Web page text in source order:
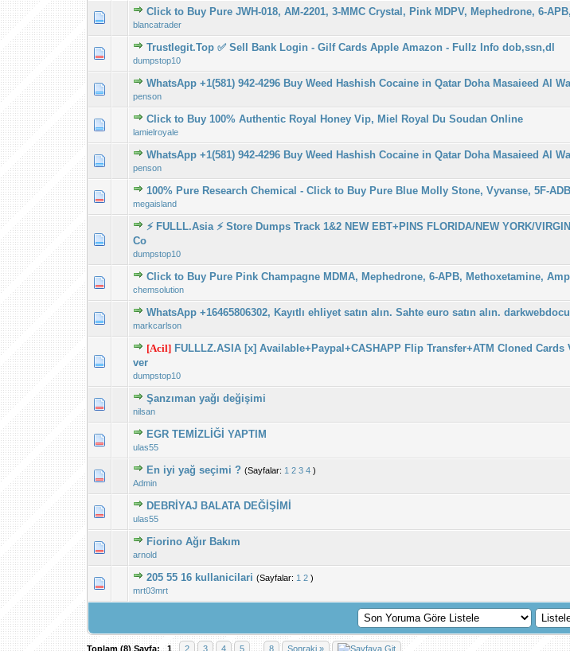
Click to Buy Pure JWH-018, AM-2201, 3-MMC Crystal, Pink MDPV, Mephedrone, 6-
blancatrader
Derecelendirme: 0/5 - 0 oy
123 45
Trustlegit.Top ✅ Sell Bank Login - Gilf Cards Apple Amazon - Fullz Info dob,ssn,dl
dumpstop10
Derecelendirme: 0/5 - 0 oy
123 45
WhatsApp +1(581) 942-4296 Buy Weed Hashish Cocaine in Qatar Doha Masaieed Al
penson
Derecelendirme: 0/5 - 0 oy
12345
Click to Buy 100% Authentic Royal Honey Vip, Miel Royal Du Soudan Online
lamielroyale
Derecelendirme: 0/5 - 0 oy
1 2 34 5
WhatsApp +1(581) 942-4296 Buy Weed Hashish Cocaine in Qatar Doha Masaieed Al
penson
Derecelendirme: 0/5 - 0 oy
12345
100% Pure Research Chemical - Click to Buy Pure Blue Molly Stone, Vyvanse, 5F-
megaisland
Derecelendirme: 0/5 - 0 oy
123 4 5
⚡ FULLL.Asia ⚡ Store Dumps Track 1&2 NEW EBT+PINS FLORIDA/NEW YORK/
Co
dumpstop10
Click to Buy Pure Pink Champagne MDMA, Mephedrone, 6-APB, Methoxetamine,
chemsolution
Derecelendirme: 0/5 - 0 oy
12 345
WhatsApp +16465806302, Kayıtlı ehliyet satın alın. Sahte euro satın alın. darkwebdocu
markcarlson
Derecelendirme: 0/5 - 0 oy
123 45
[Acil] FULLLZ.ASIA [x] Available+Paypal+CASHAPP Flip Transfer+ATM Cloned Cards
ver
dumpstop10
Şanzıman yağı değişimi
nilsan
EGR TEMİZLİĞİ YAPTIM
ulas55
En iyi yağ seçimi ? (Sayfalar: 1 2 3 4 )
Admin
Derecelendirme: 0/5 - 0 oy
DEBRİYAJ BALATA DEĞİŞİMİ
ulas55
Derecelendirme: 0/5 - 0 oy
Fiorino Ağır Bakım
arnold
205 55 16 kullanicilari (Sayfalar: 1 2 )
mrt03mrt
Derecelendirme: 0/5 - 0 oy
Toplam (8) Sayfa: 1 2 3 4 5 … 8 Sonraki »